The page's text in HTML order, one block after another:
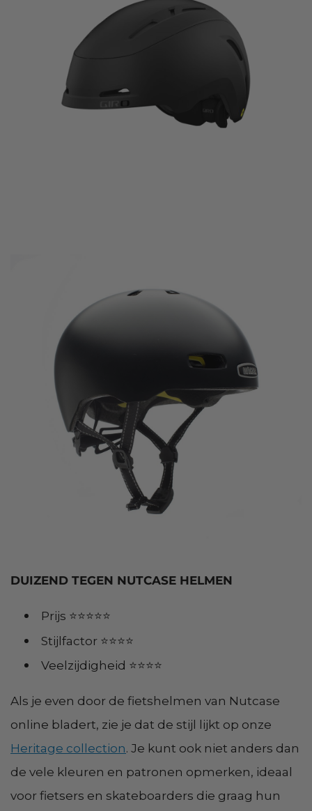
DUIZEND TEGEN NUTCASE HELMEN
Prijs ⭐⭐⭐⭐⭐
Stijlfactor ⭐⭐⭐⭐
Veelzijdigheid ⭐⭐⭐⭐
Als je even door de fietshelmen van Nutcase
online bladert, zie je dat de stijl lijkt op onze
Heritage collection. Je kunt ook niet anders dan
de vele kleuren en patronen opmerken, ideaal
voor fietsers en skateboarders die graag hun